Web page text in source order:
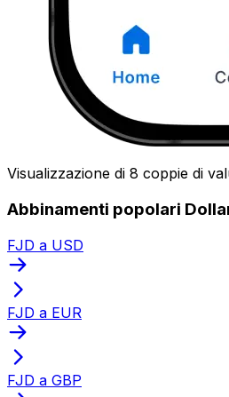
Visualizzazione di 8 coppie di
Abbinamenti popolari
FJD a USD
FJD a EUR
FJD a GBP